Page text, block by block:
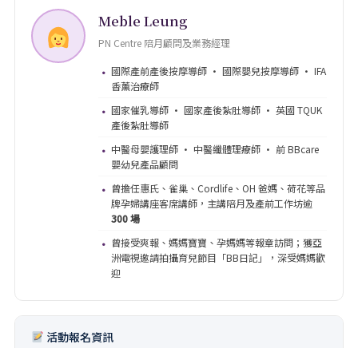
Meble Leung
PN Centre 陪月顧問及業務經理
· 國際產前產後按摩導師 · 國際嬰兒按摩導師 · IFA
香薰治療師
· 國家催乳導師 · 國家產後紮肚導師 · 英國 TQUK
產後紮肚導師
· 中醫母嬰護理師 · 中醫纖體理療師 · 前 BBcare
嬰幼兒產品顧問
· 曾擔任惠氏、雀巢、Cordlife、OH 爸媽、荷花等品
牌孕婦講座客席講師，主講陪月及產前工作坊逾
300 場
· 曾接受爽報、媽媽寶寶、孕媽媽等報章訪問；獲亞
洲電視邀請拍攝育兒節目「BB日記」，深受媽媽歡
迎
活動報名資訊